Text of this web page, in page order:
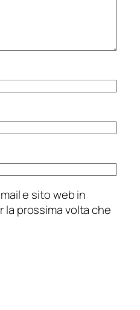
e sito web in
prossima volta che